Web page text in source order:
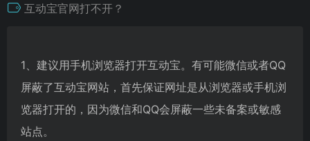
互动宝官网打不开？
1、建议用手机浏览器打开互动宝。有可能微信或者QQ
屏蔽了互动宝网站，首先保证网址是从浏览器或手机浏
览器打开的，因为微信和QQ会屏蔽一些未备案或敏感
站点。